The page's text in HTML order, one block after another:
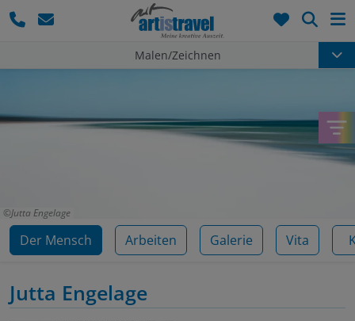
Malen/Zeichnen
Jutta Engelage
Der Mensch Arbeiten Galerie Vita
Jutta Engelage